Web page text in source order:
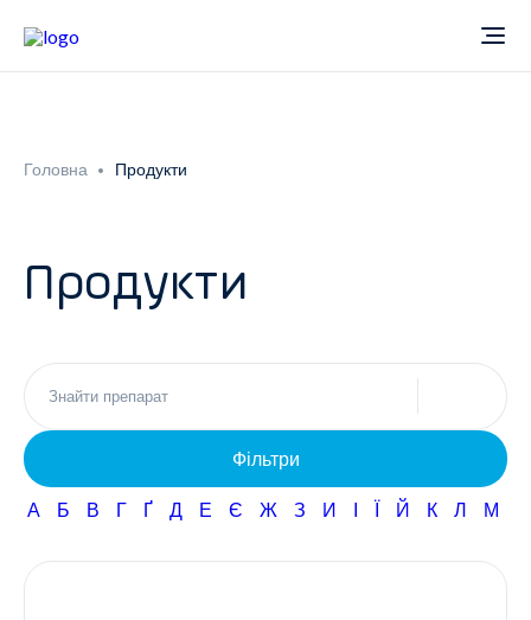
Новини
Неврологія
Фармаконагляд
Кар'єра
Головна Продукти
Продукти
Фільтри
А Б В Г Ґ Д Е Є Ж З И І Ї Й К Л М